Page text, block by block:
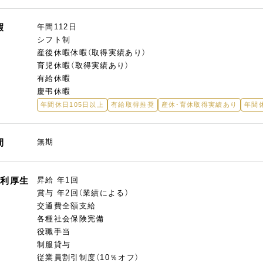
年間112日
シフト制
産後休暇休暇（取得実績あり）
育児休暇（取得実績あり）
有給休暇
慶弔休暇
年間休日105日以上 有給取得推奨 産休・育休取得実績あり 年間
無期
厚生
昇給 年1回
賞与 年2回（業績による）
交通費全額支給
各種社会保険完備
役職手当
制服貸与
従業員割引制度（10％オフ）